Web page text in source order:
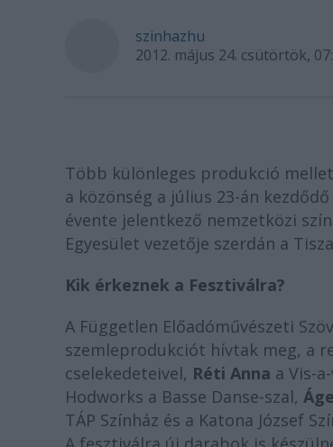
szinhazhu
2012. május 24. csütörtök,
Több különleges produkció
a közönség a július 23-án
évente jelentkező nemzetközi
Egyesület vezetője szerdán a
Kik érkeznek a Fesztiválra?
A Független Előadóművészeti
szemleprodukciót hívtak meg, a
cselekedeteivel, Réti Anna a Vis-
Hodworks a Basse Danse-szal,
TÁP Színház és a Katona József